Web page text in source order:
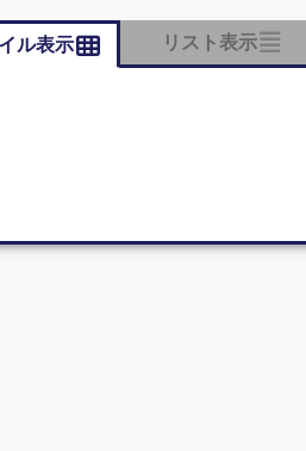
ル表示 リスト表示